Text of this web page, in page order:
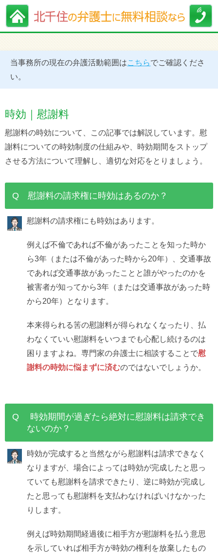
当事務所の現在の弁護活動範囲はこちらでご確認くださ
い。
時効｜慰謝料
慰謝料の時効について、この記事では解説しています。慰
謝料についての時効制度の仕組みや、時効期間をストップ
させる方法について理解し、適切な対応をとりましょう。
Q 慰謝料の請求権に時効はあるのか？
慰謝料の請求権にも時効はあります。
例えば不倫であれば不倫があったことを知った時か
ら3年（または不倫があった時から20年）、交通事故
であれば交通事故があったことと誰がやったのかを
被害者が知ってから3年（または交通事故があった時
から20年）となります。
本来得られる筈の慰謝料が得られなくなったり、払
わなくていい慰謝料をいつまでも心配し続けるのは
困りますよね。専門家の弁護士に相談することで慰
謝料の時効に悩まずに済むのではないでしょうか。
Q 時効期間が過ぎたら絶対に慰謝料は請求でき
ないのか？
時効が完成すると当然ながら慰謝料は請求できなく
なりますが、場合によっては時効が完成したと思っ
ていても慰謝料を請求できたり、逆に時効が完成し
たと思っても慰謝料を支払わなければいけなかった
りします。
例えば時効期間経過後に相手方が慰謝料を払う意思
を示していれば相手方が時効の権利を放棄したもの